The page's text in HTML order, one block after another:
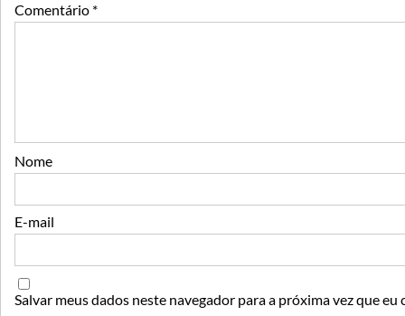
Comentário *
Nome
E-mail
Salvar meus dados neste navegador para a próxima vez que eu